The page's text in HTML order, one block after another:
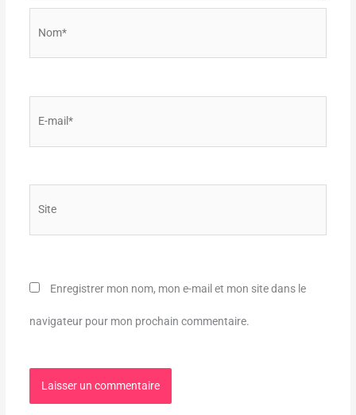
mail*
Enregistrer mon nom, mon e-mail et mon site dans le
navigateur pour mon prochain commentaire.